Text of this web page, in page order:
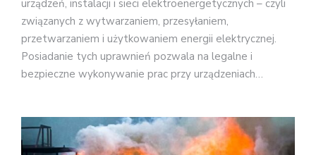
urządzeń, instalacji i sieci elektroenergetycznych – czyli
związanych z wytwarzaniem, przesyłaniem,
przetwarzaniem i użytkowaniem energii elektrycznej.
Posiadanie tych uprawnień pozwala na legalne i
bezpieczne wykonywanie prac przy urządzeniach…